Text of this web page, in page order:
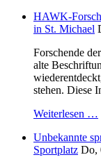
HAWK-
in St. Michael
Forschende
alte
stehen. Diese
Weiterlesen …
Unbekannte
Sportplatz Do,